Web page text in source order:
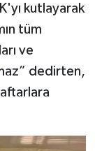
kutlayarak
tüm
ve
dedirten,